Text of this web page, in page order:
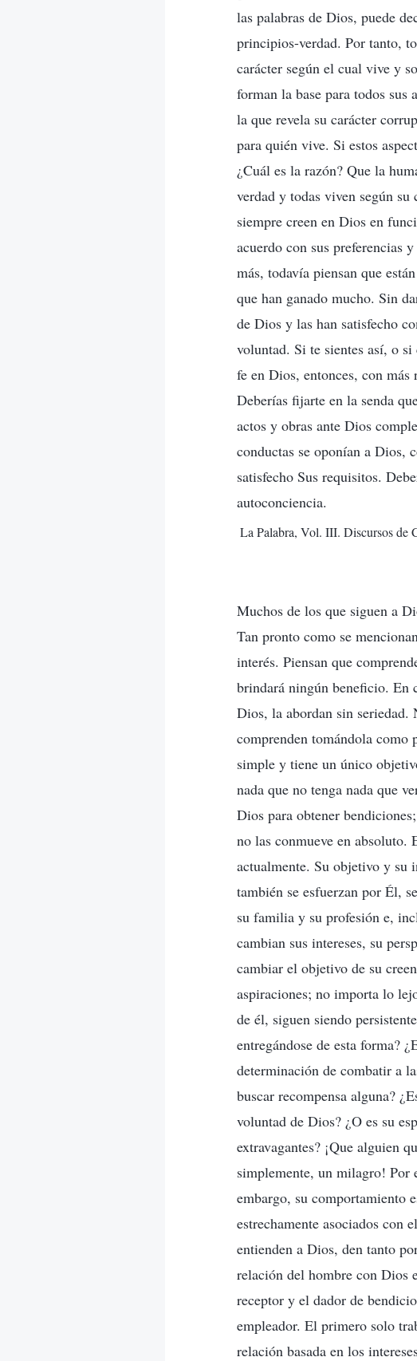
las palabras de Dios, puede
principios-verdad. Por tanto,
carácter según el cual vive y
forman la base para todos
la que revela su carácter
para quién vive. Si estos
¿Cuál es la razón? Que la
verdad y todas viven según
siempre creen en Dios en
acuerdo con sus preferencias
más, todavía piensan que
que han ganado mucho. Sin
de Dios y las han satisfecho
voluntad. Si te sientes así, o si
fe en Dios, entonces, con más
Deberías fijarte en la senda
actos y obras ante Dios
conductas se oponían a Dios,
satisfecho Sus requisitos.
autoconciencia.
La Palabra, Vol. III. Discursos de
Muchos de los que siguen a
Tan pronto como se
interés. Piensan que
brindará ningún beneficio. En
Dios, la abordan sin seriedad.
comprenden tomándola como
simple y tiene un único
nada que no tenga nada que
Dios para obtener
no las conmueve en absoluto.
actualmente. Su objetivo y su
también se esfuerzan por Él,
su familia y su profesión e,
cambian sus intereses, su
cambiar el objetivo de su
aspiraciones; no importa lo
de él, siguen siendo
entregándose de esta forma?
determinación de combatir a
buscar recompensa alguna?
voluntad de Dios? ¿O es su
extravagantes? ¡Que alguien
simplemente, un milagro! Por
embargo, su comportamiento
estrechamente asociados con
entienden a Dios, den tanto
relación del hombre con Dios
receptor y el dador de
empleador. El primero solo
relación basada en los